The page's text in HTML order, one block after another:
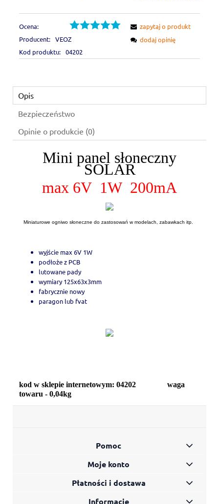
Ocena:
Producent: VEOZ
Kod produktu: 04202
zapytaj o produkt
dodaj opinię
Opis
Bezpieczeństwo
Opinie o produkcie (0)
Mini panel słoneczny
SOLAR
max 6V 1W 200mA
Miniaturowe ogniwo słoneczne do zastosowań w modelach, zabawkach itp.
wyjście max 6V 1W
podłoże z PCB
lutowane pady
wymiary 125x63x3mm
fabrycznie nowy
paragon lub fvat
kod w sklepie internetowym: 04202 waga
towaru - 0,04kg
Pomoc
Moje konto
Płatności i dostawa
Informacje